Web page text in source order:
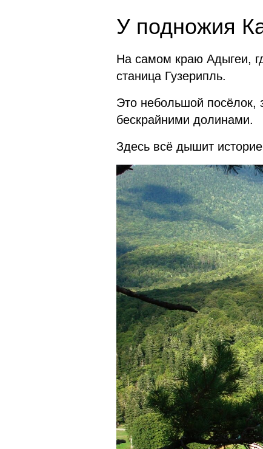
У подножия
На самом краю Адыгеи,
станица Гузерипль.
Это небольшой посёлок,
бескрайними долинами.
Здесь всё дышит